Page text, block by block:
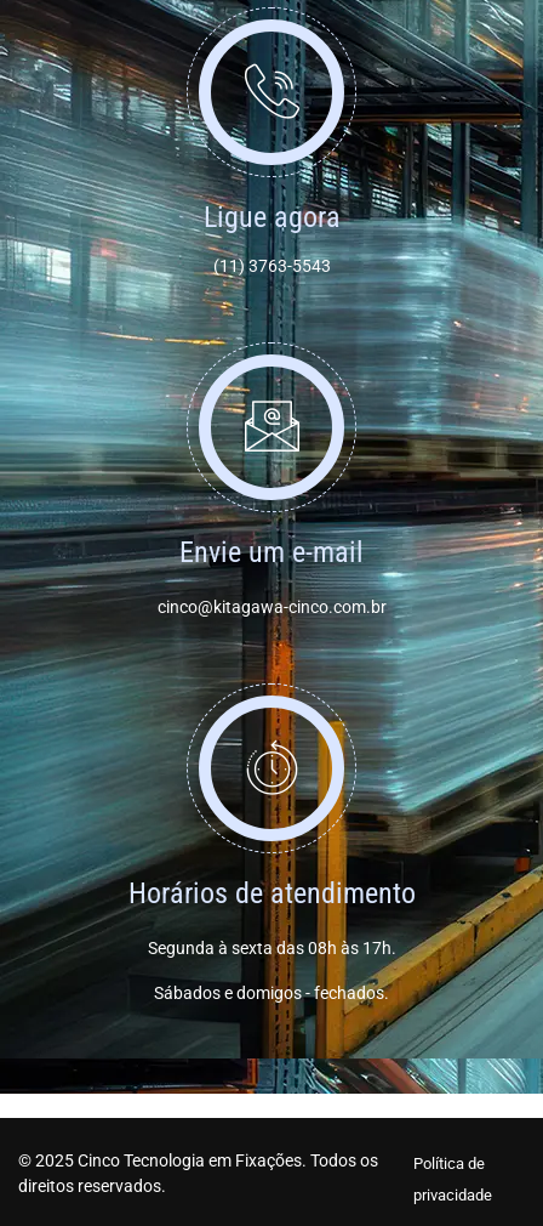
Ligue agora
(11) 3763-5543
Envie um e-mail
cinco@kitagawa-cinco.com.br
Horários de atendimento
Segunda à sexta das 08h às 17h.
Sábados e domigos - fechados.
© 2025 Cinco Tecnologia em Fixações. Todos os
direitos reservados.
Política de
privacidade